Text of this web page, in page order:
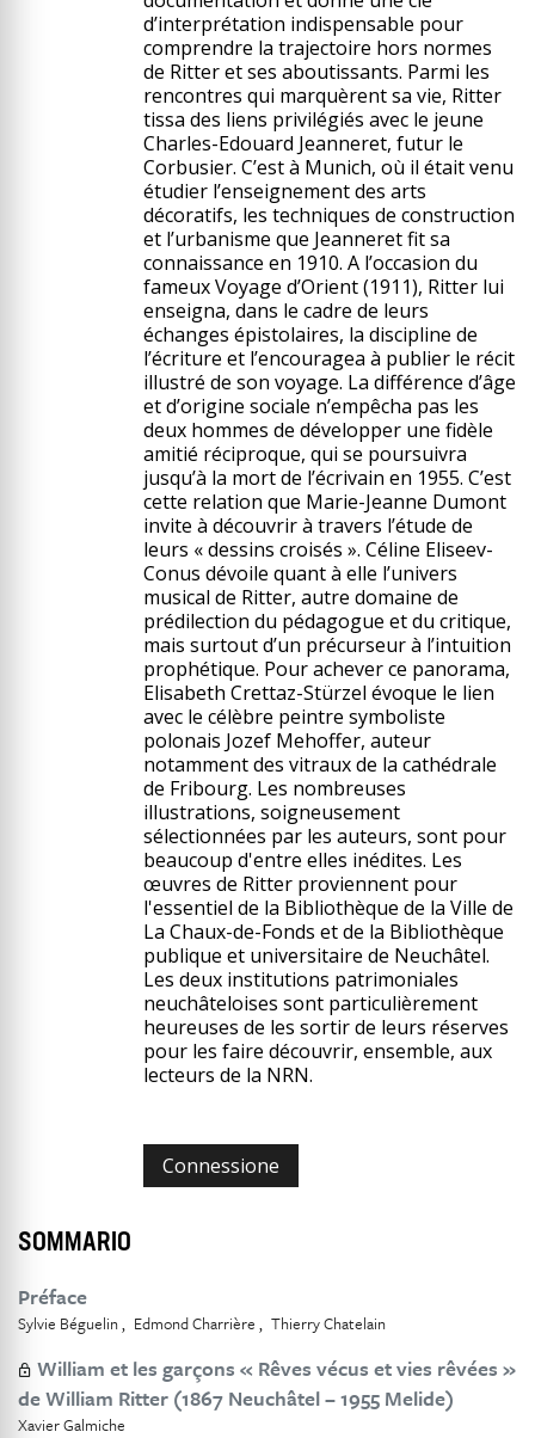
d’interprétation indispensable pour
comprendre la trajectoire hors normes
de Ritter et ses aboutissants. Parmi les
rencontres qui marquèrent sa vie, Ritter
tissa des liens privilégiés avec le jeune
Charles-Edouard Jeanneret, futur le
Corbusier. C’est à Munich, où il était venu
étudier l’enseignement des arts
décoratifs, les techniques de construction
et l’urbanisme que Jeanneret fit sa
connaissance en 1910. A l’occasion du
fameux Voyage d’Orient (1911), Ritter lui
enseigna, dans le cadre de leurs
échanges épistolaires, la discipline de
l’écriture et l’encouragea à publier le récit
illustré de son voyage. La différence d’âge
et d’origine sociale n’empêcha pas les
deux hommes de développer une fidèle
amitié réciproque, qui se poursuivra
jusqu’à la mort de l’écrivain en 1955. C’est
cette relation que Marie-Jeanne Dumont
invite à découvrir à travers l’étude de
leurs « dessins croisés ». Céline Eliseev-
Conus dévoile quant à elle l’univers
musical de Ritter, autre domaine de
prédilection du pédagogue et du critique,
mais surtout d’un précurseur à l’intuition
prophétique. Pour achever ce panorama,
Elisabeth Crettaz-Stürzel évoque le lien
avec le célèbre peintre symboliste
polonais Jozef Mehoffer, auteur
notamment des vitraux de la cathédrale
de Fribourg. Les nombreuses
illustrations, soigneusement
sélectionnées par les auteurs, sont pour
beaucoup d'entre elles inédites. Les
œuvres de Ritter proviennent pour
l'essentiel de la Bibliothèque de la Ville de
La Chaux-de-Fonds et de la Bibliothèque
publique et universitaire de Neuchâtel.
Les deux institutions patrimoniales
neuchâteloises sont particulièrement
heureuses de les sortir de leurs réserves
pour les faire découvrir, ensemble, aux
lecteurs de la NRN.
Connessione
SOMMARIO
Préface
Sylvie Béguelin Edmond Charrière Thierry Chatelain
William et les garçons « Rêves vécus et vies rêvées »
de William Ritter (1867 Neuchâtel – 1955 Melide)
Xavier Galmiche